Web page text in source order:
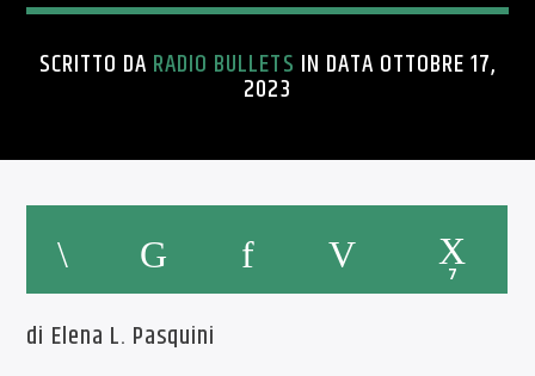
SCRITTO DA RADIO BULLETS IN DATA OTTOBRE 17,
2023
7
di Elena L. Pasquini